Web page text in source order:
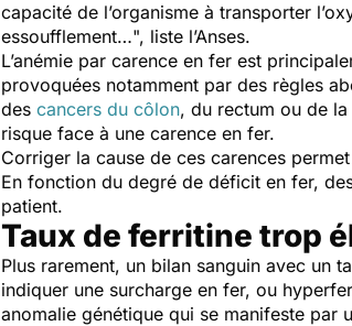
capacité de l’organisme à transporter
essoufflement…", liste l’Anses.
L’anémie par carence en fer est
provoquées notamment par des règles
des cancers du côlon, du rectum ou de
risque face à une carence en fer.
Corriger la cause de ces carences
En fonction du degré de déficit en fer,
patient.
Taux de ferritine trop
Plus rarement, un bilan sanguin avec un
indiquer une surcharge en fer, ou
anomalie génétique qui se manifeste par